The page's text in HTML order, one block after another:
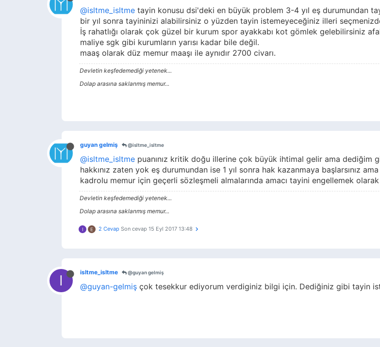
@isltme_isltme tayin konusu dsi'deki en büyük problem 3-4 yıl eş durumundan
bir yıl sonra tayininizi alabilirsiniz o yüzden tayin istemeyeceğiniz illeri
İş rahatlığı olarak çok güzel bir kurum spor ayakkabı kot gömlek gelebilirsiniz
maliye sgk gibi kurumların yarısı kadar bile değil.
maaş olarak düz memur maaşı ile aynıdır 2700 civarı.
Devletin keşfedemediği yetenek...
Dolap arasına saklanmış memur...
guyan gelmiş @isltme_isltme
@isltme_isltme puanınız kritik doğu illerine çok büyük ihtimal gelir ama dediğim
hakkınız zaten yok eş durumundan ise 1 yıl sonra hak kazanmaya başlarsınız
kadrolu memur için geçerli sözleşmeli almalarında amacı tayini engellemek
Devletin keşfedemediği yetenek...
Dolap arasına saklanmış memur...
I E 2 Cevap Son cevap 15 Eyl 2017 13:48
I isltme_isltme @guyan gelmiş
@guyan-gelmiş çok tesekkur ediyorum verdiginiz bilgi için. Dediğiniz gibi tayin